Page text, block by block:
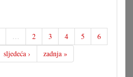
… 2 3 4 5
6
sljedeća › zadnja »